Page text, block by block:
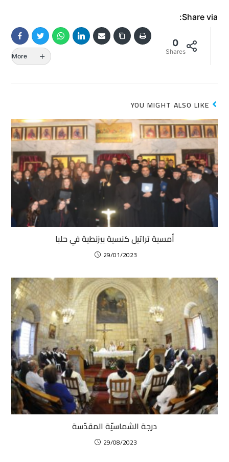
Share via:
0
Shares
More
YOU MIGHT ALSO LIKE
أمسية تراتيل كنسية بيزنطية في حلبا
29/01/2023
درجة الشماسيّة المقدّسة
29/08/2023